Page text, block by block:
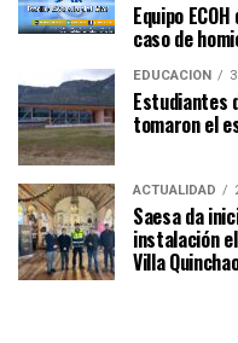
Equipo
caso de
EDUCACIÓN
Estudiantes
tomaron el
ACTUALIDAD
Saesa da
instalación
Villa